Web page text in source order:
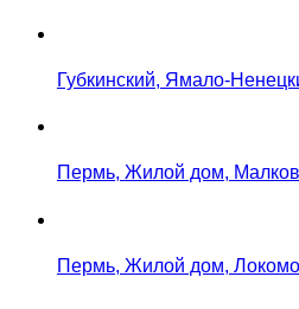
Губкинский, Ямало-
Пермь, Жилой дом,
Пермь, Жилой дом,